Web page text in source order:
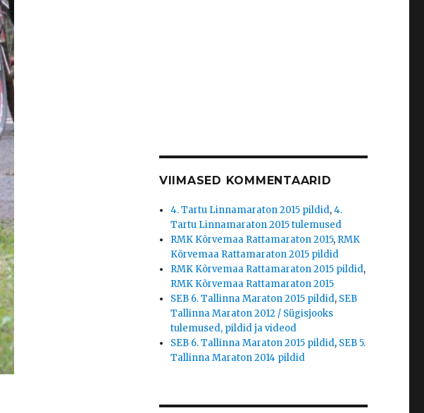
VIIMASED KOMMENTAARID
4. Tartu Linnamaraton 2015 pildid,4.
Tartu Linnamaraton 2015 tulemused
RMK Kõrvemaa Rattamaraton 2015, RMK
Kõrvemaa Rattamaraton 2015 pildid
RMK Kõrvemaa Rattamaraton 2015 pildid,
RMK Kõrvemaa Rattamaraton 2015
SEB 6. Tallinna Maraton 2015 pildid, SEB
Tallinna Maraton 2012 / Sügisjooks
tulemused, pildid ja videod
SEB 6. Tallinna Maraton 2015 pildid, SEB 5.
Tallinna Maraton 2014 pildid